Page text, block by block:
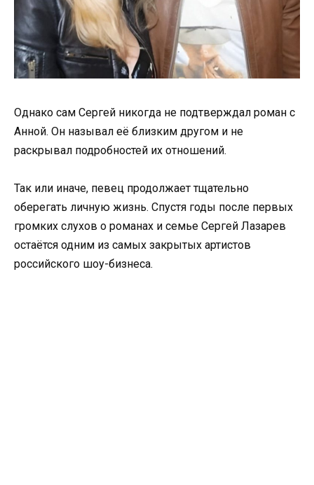
Однако сам Сергей никогда не подтверждал роман с
Анной. Он называл её близким другом и не
раскрывал подробностей их отношений.
Так или иначе, певец продолжает тщательно
оберегать личную жизнь. Спустя годы после первых
громких слухов о романах и семье Сергей Лазарев
остаётся одним из самых закрытых артистов
российского шоу-бизнеса.